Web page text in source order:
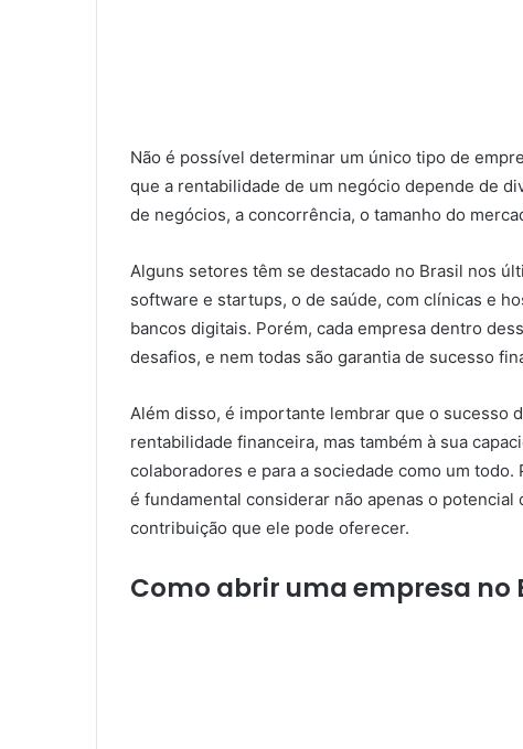
Não é possível determinar um único tipo de
que a rentabilidade de um negócio depende de
de negócios, a concorrência, o tamanho do
Alguns setores têm se destacado no Brasil nos
software e startups, o de saúde, com clínicas e
bancos digitais. Porém, cada empresa dentro
desafios, e nem todas são garantia de sucesso
Além disso, é importante lembrar que o sucesso
rentabilidade financeira, mas também à sua
colaboradores e para a sociedade como um
é fundamental considerar não apenas o
contribuição que ele pode oferecer.
Como abrir uma empresa no